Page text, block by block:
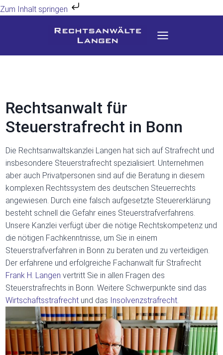
Zum Inhalt springen
Rechtsanwalt für
Steuerstrafrecht in Bonn
Die Rechtsanwaltskanzlei Langen hat sich auf Strafrecht und
insbesondere Steuerstrafrecht spezialisiert. Unternehmen
aber auch Privatpersonen sind auf die Beratung in diesem
komplexen Rechtssystem des deutschen Steuerrechts
angewiesen. Durch eine falsch aufgesetzte Steuererklärung
besteht schnell die Gefahr eines Steuerstrafverfahrens.
Unsere Kanzlei verfügt über die nötige Rechtskompetenz und
die nötigen Fachkenntnisse, um Sie in einem
Steuerstrafverfahren in Bonn zu beraten und zu verteidigen.
Der erfahrene und erfolgreiche Fachanwalt für Strafrecht
Frank H. Langen vertritt Sie in allen Fragen des
Steuerstrafrechts in Bonn. Weitere Schwerpunkte sind das
Wirtschaftsstrafrecht und das Insolvenzstrafrecht.